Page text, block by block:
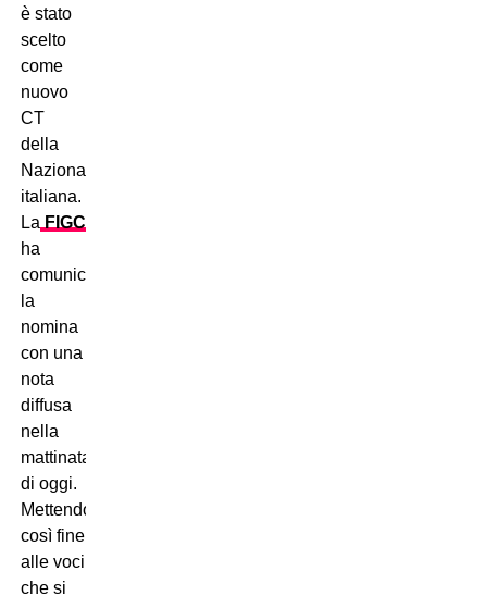
è stato
scelto
come
nuovo
CT
della
Nazionale
italiana.
La FIGC
ha
comunicato
la
nomina
con una
nota
diffusa
nella
mattinata
di oggi.
Mettendo
così fine
alle voci
che si